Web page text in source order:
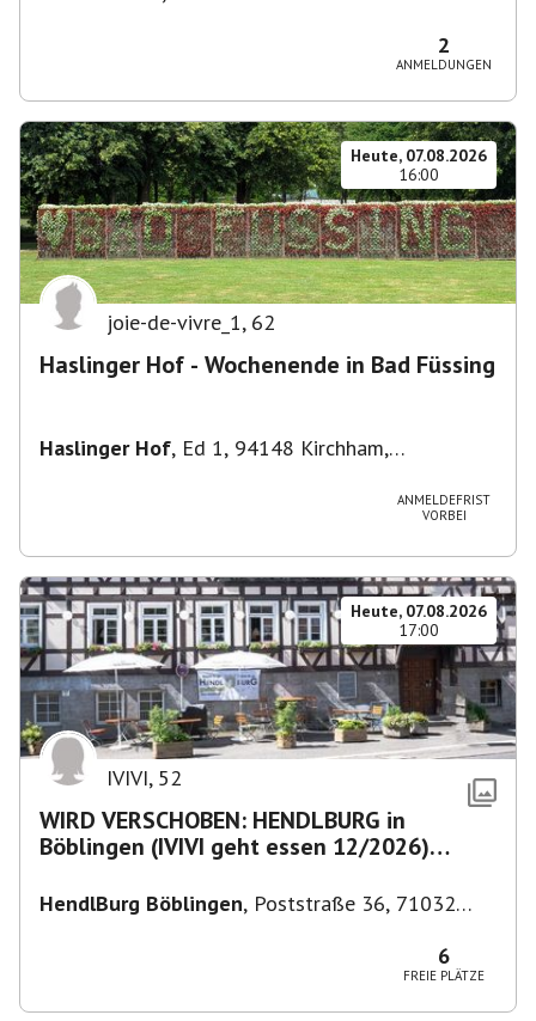
2
ANMELDUNGEN
Heute, 07.08.2026
16:00
joie-de-vivre_1, 62
Haslinger Hof - Wochenende in Bad Füssing
Haslinger Hof, Ed 1, 94148 Kirchham,
ANMELDEFRIST
VORBEI
Heute, 07.08.2026
17:00
IVIVI, 52
WIRD VERSCHOBEN: HENDLBURG in
Böblingen (IVIVI geht essen 12/2026)
HendlBurg Böblingen, Poststraße 36, 71032
6
FREIE PLÄTZE